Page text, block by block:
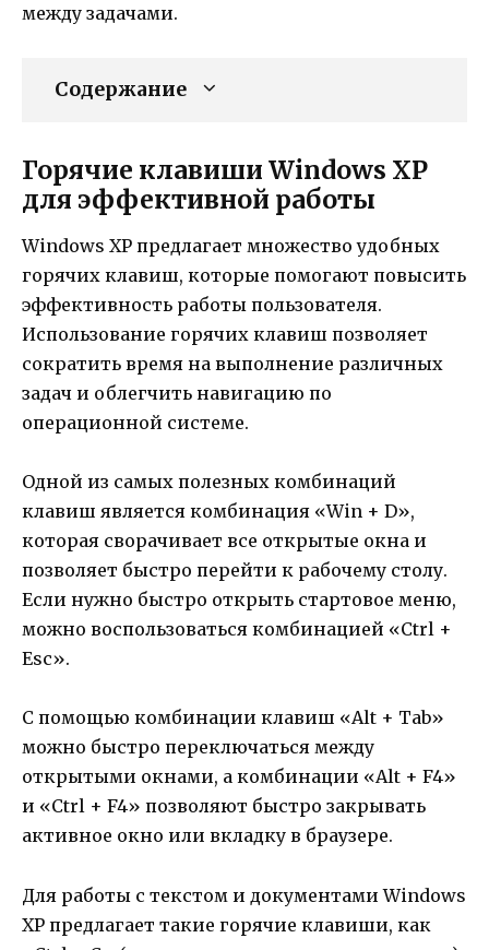
между задачами.
Содержание
Горячие клавиши Windows XP
для эффективной работы
Windows XP предлагает множество удобных
горячих клавиш, которые помогают повысить
эффективность работы пользователя.
Использование горячих клавиш позволяет
сократить время на выполнение различных
задач и облегчить навигацию по
операционной системе.
Одной из самых полезных комбинаций
клавиш является комбинация «Win + D»,
которая сворачивает все открытые окна и
позволяет быстро перейти к рабочему столу.
Если нужно быстро открыть стартовое меню,
можно воспользоваться комбинацией «Ctrl +
Esc».
С помощью комбинации клавиш «Alt + Tab»
можно быстро переключаться между
открытыми окнами, а комбинации «Alt + F4»
и «Ctrl + F4» позволяют быстро закрывать
активное окно или вкладку в браузере.
Для работы с текстом и документами Windows
XP предлагает такие горячие клавиши, как